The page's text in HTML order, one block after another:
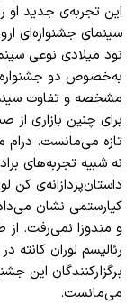
این تجربه‌ی جدید
سینمای جشنواره‌ای
نود میلادی نوعی
به‌خصوص دو
مشخصه و تفاوت
برای چنین بازاری
تازه می‌مانست. درام
نه شبیه تجربه‌های
داستان‌پردازانه‌ی کن
کیارستمی نشان
و مندوزا نمی‌رفت.
رئالیسم لوران
برگزارکنندگان این
می‌مانست.